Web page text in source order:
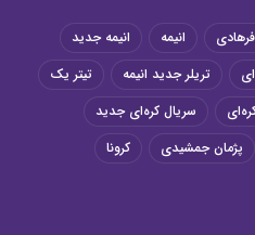
انیمه
انیمه جدید
تریلر جدید انیمه
تیتر یک
سریال کره‌ای جدید
پژمان جمشیدی کرونا